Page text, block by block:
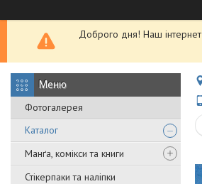
Доброго дня! Наш
Фотогалерея
Каталог
Манґа, комікси та книги
Стікерпаки та наліпки